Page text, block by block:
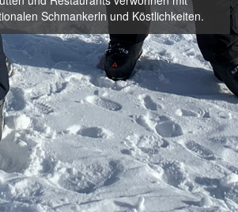
Schmankerln und Köstlichkeiten.